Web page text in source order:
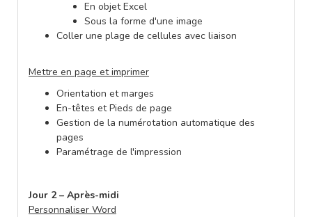
En objet Excel
Sous la forme d'une image
Coller une plage de cellules avec liaison
Mettre en page et imprimer
Orientation et marges
En-têtes et Pieds de page
Gestion de la numérotation automatique des
pages
Paramétrage de l'impression
Jour 2 – Après-midi
Personnaliser Word